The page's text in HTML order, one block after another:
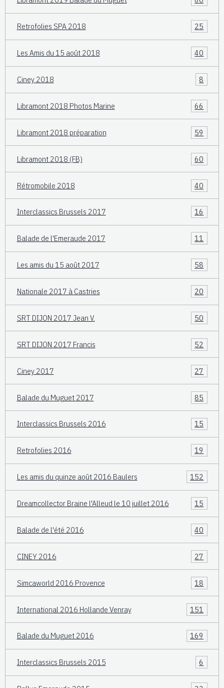
Retrofolies SPA 2018 25
Les Amis du 15 août 2018 40
Ciney 2018 8
Libramont 2018 Photos Marine 66
Libramont 2018 préparation 59
Libramont 2018 (FB) 60
Rétromobile 2018 40
Interclassics Brussels 2017 16
Balade de l'Emeraude 2017 11
Les amis du 15 août 2017 58
Nationale 2017 à Castries 20
SRT DIJON 2017 Jean V. 50
SRT DIJON 2017 Francis 52
Ciney 2017 27
Balade du Muguet 2017 85
Interclassics Brussels 2016 15
Retrofolies 2016 19
Les amis du quinze août 2016 Baulers 152
Dreamcollector Braine l'Alleud le 10 juillet 2016 15
Balade de l'été 2016 40
CINEY 2016 27
Simcaworld 2016 Provence 18
International 2016 Hollande Venray 151
Balade du Muguet 2016 169
Interclassics Brussels 2015 6